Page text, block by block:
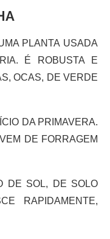
PLANTA USADA
É ROBUSTA E
OCAS, DE VERDE
DA PRIMAVERA.
DE FORRAGEM
DE SOL, DE SOLO
RAPIDAMENTE,